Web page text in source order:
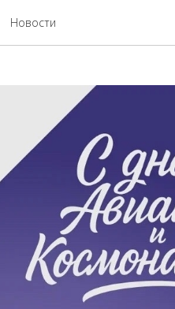
Новостидрузья!